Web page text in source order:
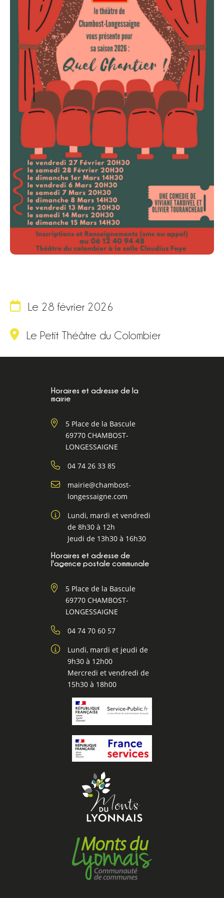
Le 28 février 2026
Le Petit Théâtre du Colombier
Horaires et adresse de la
mairie
5 Place de la Bascule
69770 CHAMBOST-
LONGESSAIGNE
04 74 26 33 85
mairie@chambost-
longessaigne.com
Lundi, mardi et vendredi
de 8h30 à 12h
Jeudi de 13h30 à 16h30
Horaires et adresse de
l'agence postale communale
5 Place de la Bascule
69770 CHAMBOST-
LONGESSAIGNE
04 74 70 60 57
Lundi, mardi et jeudi de
9h30 à 12h00
Mercredi et vendredi de
15h30 à 18h00